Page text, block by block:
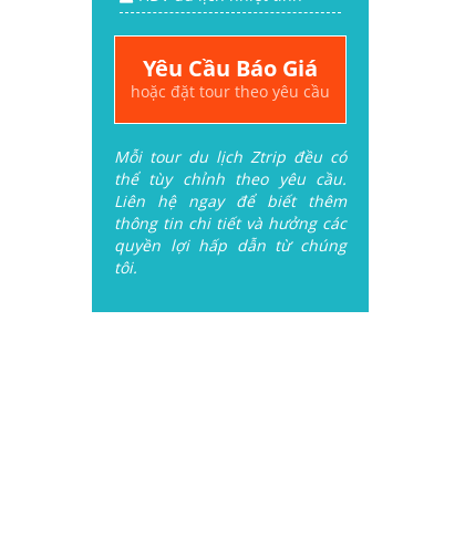
Yêu Cầu Báo Giá
hoặc đặt tour theo yêu cầu
Mỗi tour du lịch Ztrip đều có
thể tùy chỉnh theo yêu cầu.
Liên hệ ngay để biết thêm
thông tin chi tiết và hưởng các
quyền lợi hấp dẫn từ chúng
tôi.